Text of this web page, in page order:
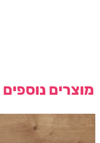
מוצרים נוספים